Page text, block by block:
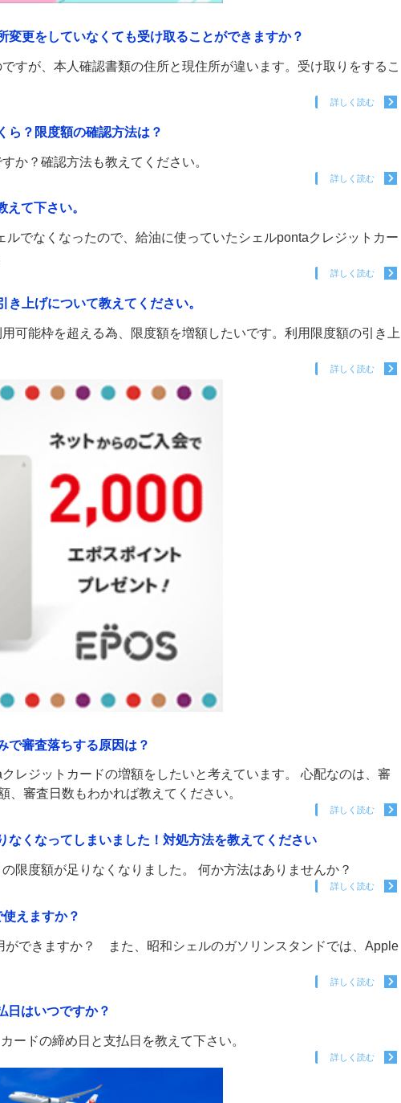
更をしていなくても受け取ることができますか？
すが、本人確認書類の住所と現住所が違います。受け取りをするこ
詳しく読む
ら？限度額の確認方法は？
か？確認方法も教えてください。
詳しく読む
て下さい。
でなくなったので、給油に使っていたシェルpontaクレジットカー
詳しく読む
上げについて教えてください。
可能枠を超える為、限度額を増額したいです。利用限度額の引き上
詳しく読む
で審査落ちする原因は？
レジットカードの増額をしたいと考えています。 心配なのは、審
審査日数もわかれば教えてください。
詳しく読む
くなってしまいました！対処方法を教えてください
限度額が足りなくなりました。 何か方法はありませんか？
詳しく読む
えますか？
ができますか？ また、昭和シェルのガソリンスタンドでは、Apple
詳しく読む
日はいつですか？
ードの締め日と支払日を教えて下さい。
詳しく読む